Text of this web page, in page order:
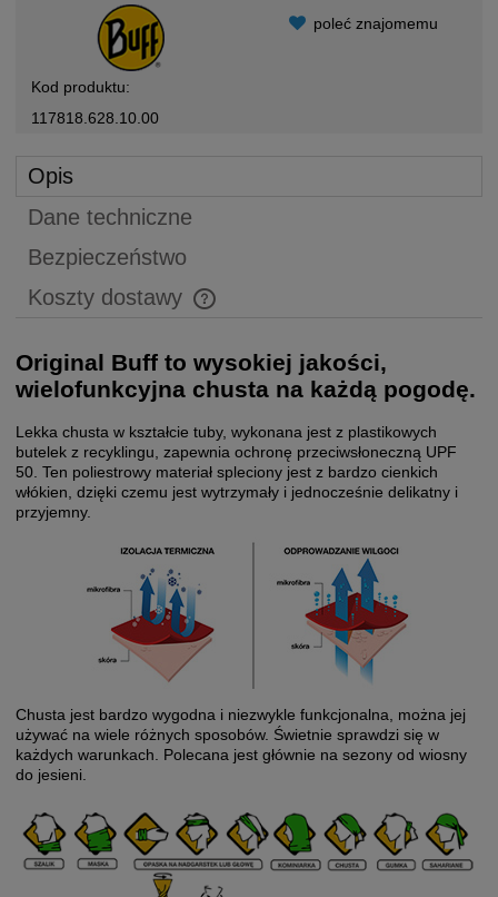
Kod produktu:
117818.628.10.00
poleć znajomemu
Opis
Dane techniczne
Bezpieczeństwo
Koszty dostawy
Cena nie zawiera ewentualnych kosztów płatności
Original Buff to wysokiej jakości,
wielofunkcyjna chusta na każdą pogodę.
Lekka chusta w kształcie tuby, wykonana jest z plastikowych
butelek z recyklingu, zapewnia ochronę przeciwsłoneczną UPF
50. Ten poliestrowy materiał spleciony jest z bardzo cienkich
włókien, dzięki czemu jest wytrzymały i jednocześnie delikatny i
przyjemny.
Chusta jest bardzo wygodna i niezwykle funkcjonalna, można jej
używać na wiele różnych sposobów. Świetnie sprawdzi się w
każdych warunkach. Polecana jest głównie na sezony od wiosny
do jesieni.